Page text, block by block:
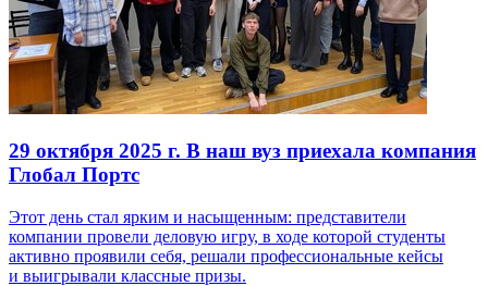
29 октября 2025 г. В наш вуз приехала компания
Глобал Портс
Этот день стал ярким и насыщенным: представители
компании провели деловую игру, в ходе которой студенты
активно проявили себя, решали профессиональные кейсы
и выигрывали классные призы.